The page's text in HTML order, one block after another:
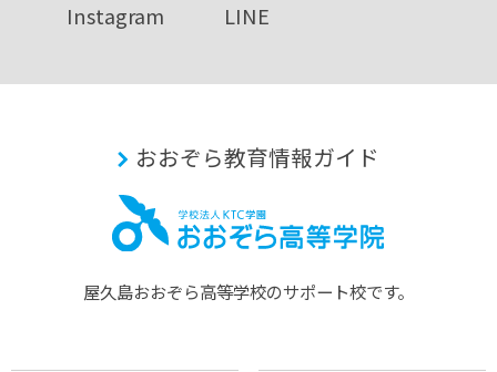
Instagram LINE
おおぞら教育情報ガイド
屋久島おおぞら⾼等学校のサポート校です。